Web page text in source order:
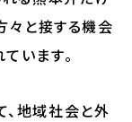
々と接する機会
います。
地域社会と外